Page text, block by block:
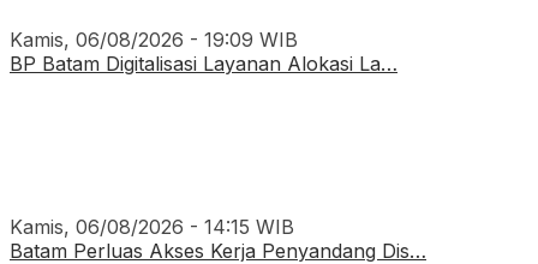
Kamis, 06/08/2026 - 19:09 WIB
BP Batam Digitalisasi Layanan Alokasi La…
Kamis, 06/08/2026 - 14:15 WIB
Batam Perluas Akses Kerja Penyandang Dis…